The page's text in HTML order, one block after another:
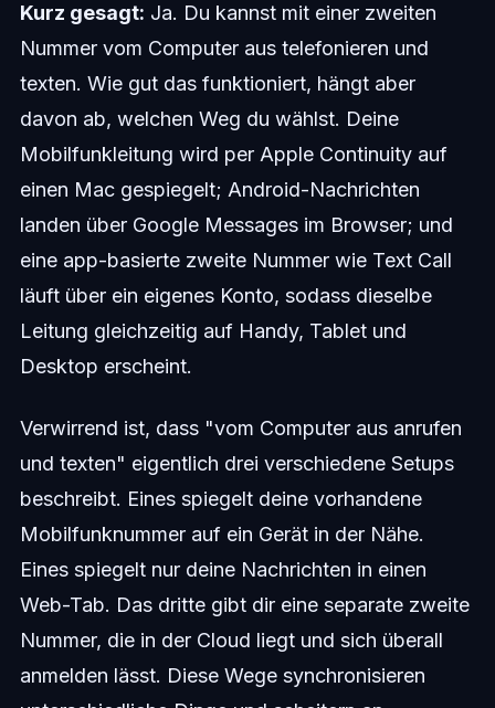
Kurz gesagt: Ja. Du kannst mit einer zweiten
Nummer vom Computer aus telefonieren und
texten. Wie gut das funktioniert, hängt aber
davon ab, welchen Weg du wählst. Deine
Mobilfunkleitung wird per Apple Continuity auf
einen Mac gespiegelt; Android-Nachrichten
landen über Google Messages im Browser; und
eine app-basierte zweite Nummer wie Text Call
läuft über ein eigenes Konto, sodass dieselbe
Leitung gleichzeitig auf Handy, Tablet und
Desktop erscheint.
Verwirrend ist, dass "vom Computer aus anrufen
und texten" eigentlich drei verschiedene Setups
beschreibt. Eines spiegelt deine vorhandene
Mobilfunknummer auf ein Gerät in der Nähe.
Eines spiegelt nur deine Nachrichten in einen
Web-Tab. Das dritte gibt dir eine separate zweite
Nummer, die in der Cloud liegt und sich überall
anmelden lässt. Diese Wege synchronisieren